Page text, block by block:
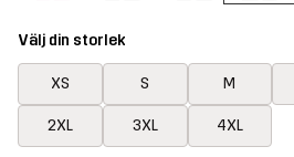
Välj din storlek
XS S M
2XL 3XL 4XL